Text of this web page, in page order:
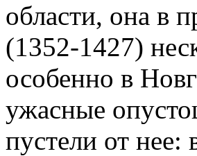
области, она в
(1352-1427)
особенно в
ужасные
пустели от нее: